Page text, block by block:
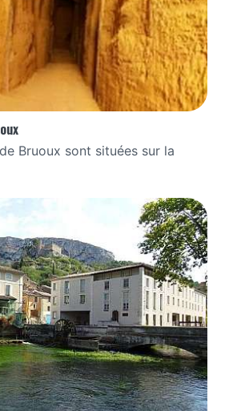
Bruoux sont situées sur la